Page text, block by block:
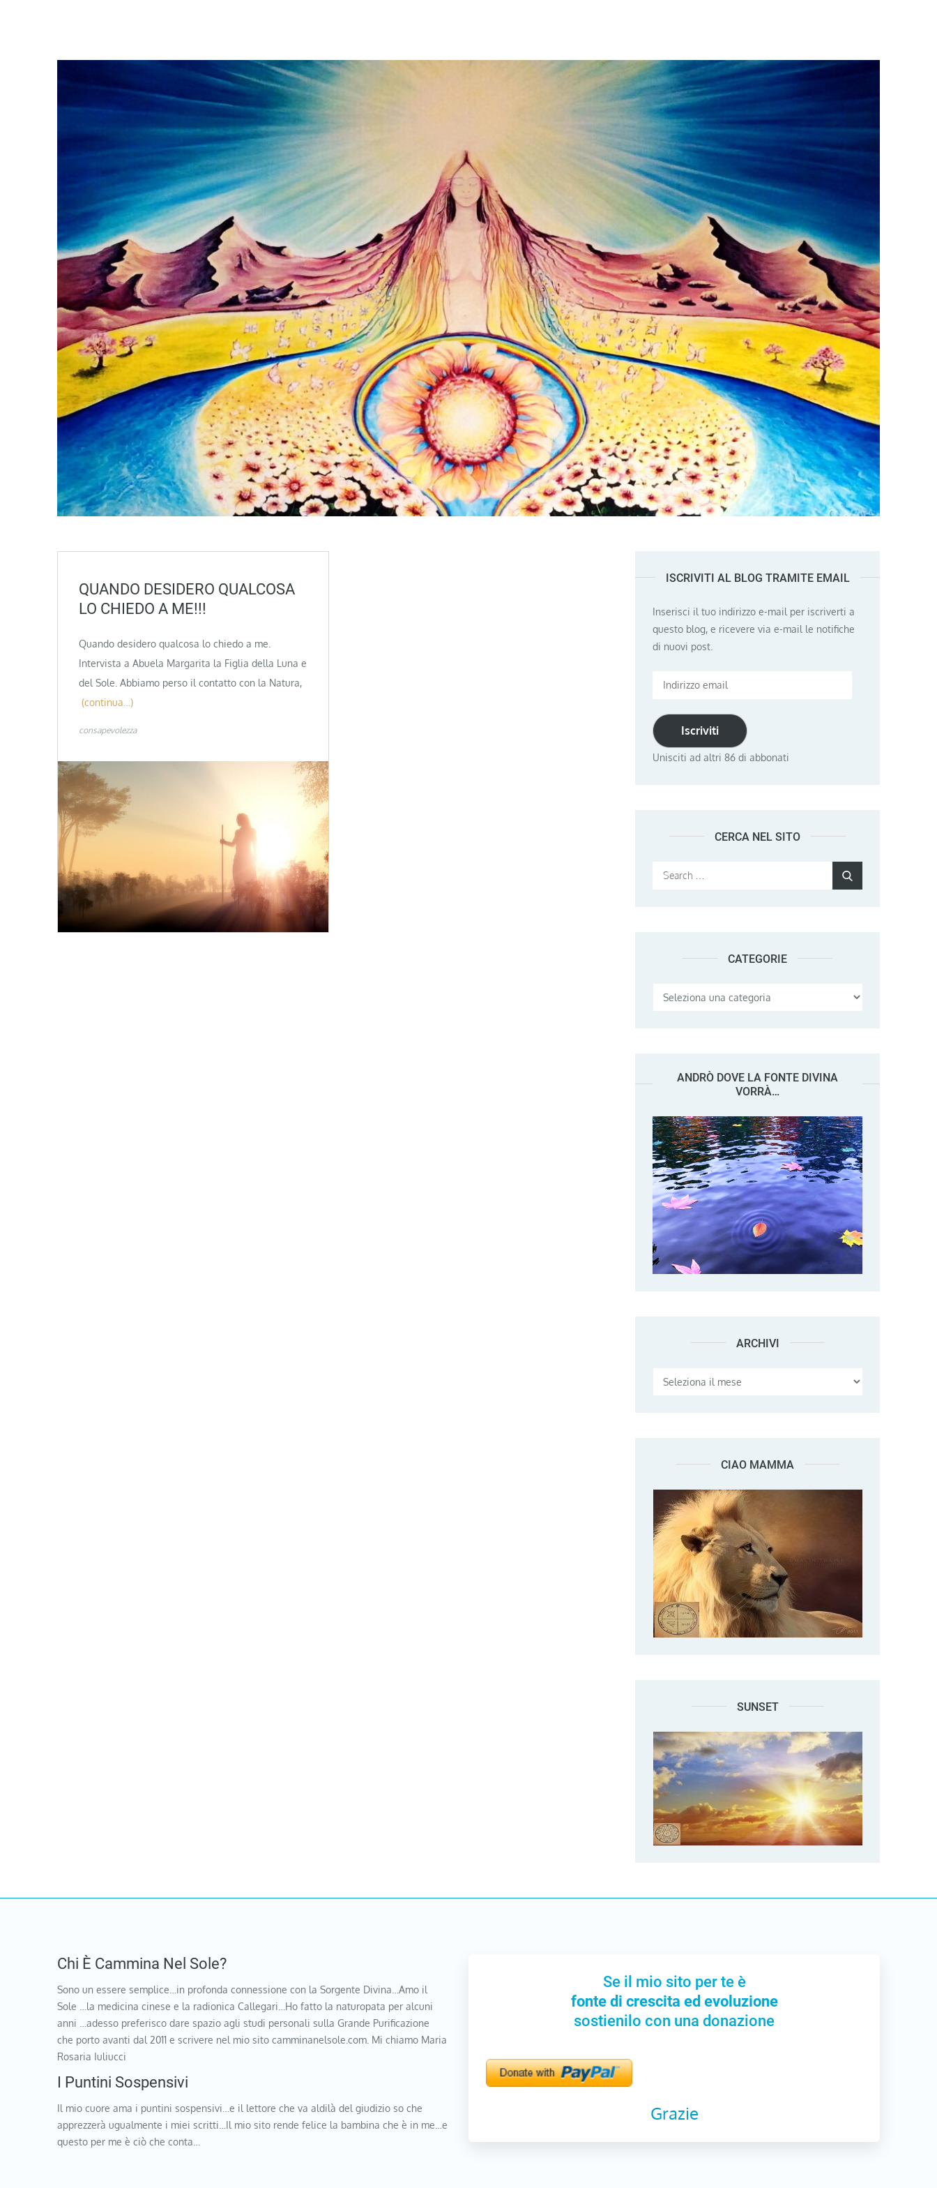
QUANDO DESIDERO QUALCOSA
LO CHIEDO A ME!!!
Quando desidero qualcosa lo chiedo a me.
Intervista a Abuela Margarita la Figlia della Luna e
del Sole. Abbiamo perso il contatto con la Natura,
(continua…)
consapevolezza
ISCRIVITI AL BLOG TRAMITE EMAIL
Inserisci il tuo indirizzo e-mail per iscriverti a
questo blog, e ricevere via e-mail le notifiche
di nuovi post.
Indirizzo
Iscriviti
Unisciti ad altri 86 di abbonati
CERCA NEL SITO
Search
CATEGORIE
Categorie
ANDRÒ DOVE LA FONTE DIVINA
VORRÀ…
ARCHIVI Archivi
CIAO MAMMA
SUNSET
Chi È Cammina Nel Sole?
Sono un essere semplice…in profonda connessione con la Sorgente Divina…Amo il
Sole …la medicina cinese e la radionica Callegari…Ho fatto la naturopata per alcuni
anni …adesso preferisco dare spazio agli studi personali sulla Grande Purificazione
che porto avanti dal 2011 e scrivere nel mio sito camminanelsole.com. Mi chiamo Maria
Rosaria Iuliucci
I Puntini Sospensivi
Il mio cuore ama i puntini sospensivi…e il lettore che va aldilà del giudizio so che
apprezzerà ugualmente i miei scritti…Il mio sito rende felice la bambina che è in me…e
questo per me è ciò che conta…
Se il mio sito per te è
fonte di crescita ed evoluzione
sostienilo con una donazione
Grazie